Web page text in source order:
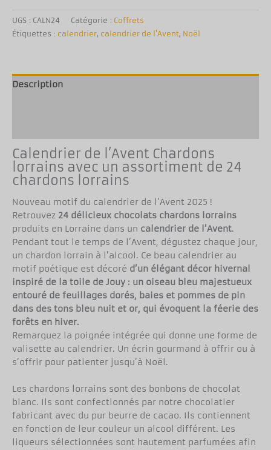
UGS : CALN24 Catégorie : Coffrets
Étiquettes : calendrier, calendrier de l'Avent, Noël
Description
Calendrier de l’Avent Chardons
lorrains avec un assortiment de 24
chardons lorrains
Nouveau motif du calendrier de l’Avent 2025 !
Retrouvez 24 délicieux chocolats chardons lorrains
produits en Lorraine dans un calendrier de l’Avent.
Pendant tout le temps de l’Avent, dégustez chaque jour,
un chardon lorrain à l’alcool. Ce beau calendrier au
motif poétique est décoré d’un élégant décor hivernal
inspiré de la toile de Jouy : un oiseau bleu majestueux
entouré de feuillages dorés, baies et pommes de pin
dans des tons bleu nuit et or, qui évoquent la féerie des
forêts en hiver.
Remarquez la poignée intégrée qui donne une forme de
valisette au calendrier. Un écrin gourmand à offrir ou à
s’offrir pour patienter jusqu’à Noël.
Les chardons lorrains sont des bonbons de chocolat
blanc. Ils sont confectionnés par notre chocolatier
fabricant avec du pur beurre de cacao. Ils contiennent
en fonction de leur couleur un alcool différent. Les
liqueurs sélectionnées sont hautement parfumées afin